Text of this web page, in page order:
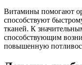
Витамины помогают
способствуют
тканей. К
способствующим
повышенную